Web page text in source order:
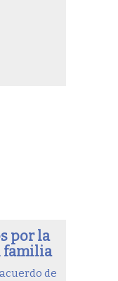
por la
familia
de